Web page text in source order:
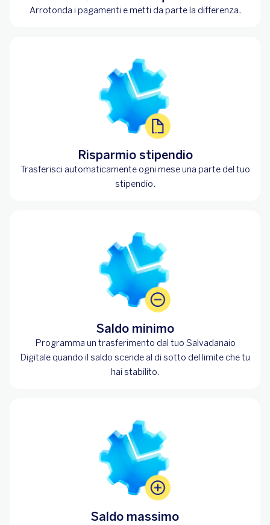
Arrotonda i pagamenti e metti da parte la differenza.
Risparmio stipendio
Trasferisci automaticamente ogni mese una parte del tuo
stipendio.
Saldo minimo
Programma un trasferimento dal tuo Salvadanaio
Digitale quando il saldo scende al di sotto del limite che tu
hai stabilito.
Saldo massimo